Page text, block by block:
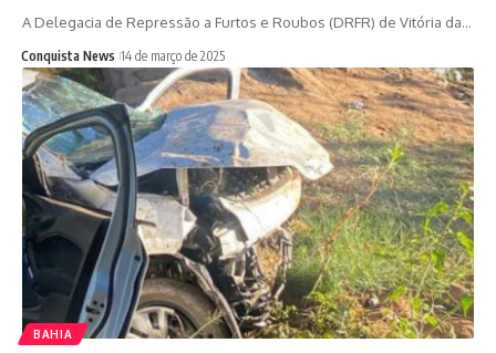
A Delegacia de Repressão a Furtos e Roubos (DRFR) de Vitória da…
Conquista News 14 de março de 2025
BAHIA